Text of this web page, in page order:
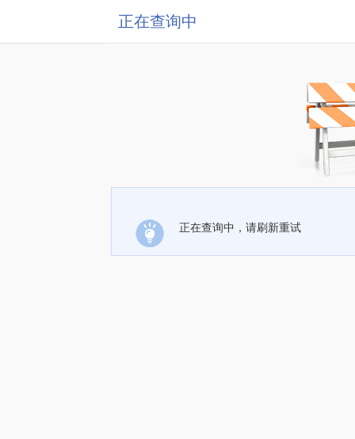
正在查询中
正在查询中，请刷新重试